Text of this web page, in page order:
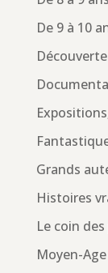
De 9 à 10
Grands
Histoires
Le coin
Moyen-Age